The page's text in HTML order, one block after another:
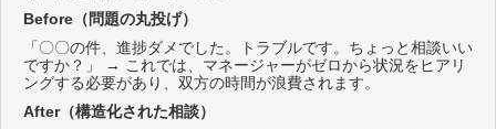
Before（問題の丸投げ）
「〇〇の件、進捗ダメでした。トラブルです。ちょっと相談いい
ですか？」 → これでは、マネージャーがゼロから状況をヒアリ
ングする必要があり、双方の時間が浪費されます。
After（構造化された相談）